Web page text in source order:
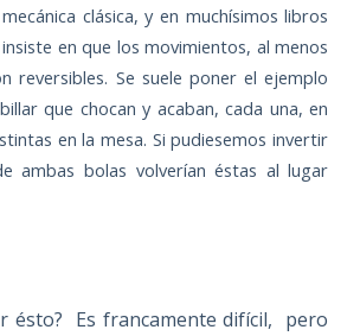
clásica, y en muchísimos libros
en que los movimientos, al menos
reversibles. Se suele poner el ejemplo
que chocan y acaban, cada una, en
en la mesa. Si pudiesemos invertir
ambas bolas volverían éstas al lugar
ésto? Es francamente difícil, pero